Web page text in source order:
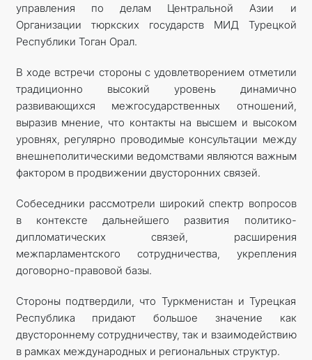
управления по делам Центральной Азии и
Организации тюркских государств МИД Турецкой
Республики Тоган Орал.
В ходе встречи стороны с удовлетворением отметили
традиционно высокий уровень динамично
развивающихся межгосударственных отношений,
выразив мнение, что контакты на высшем и высоком
уровнях, регулярно проводимые консультации между
внешнеполитическими ведомствами являются важным
фактором в продвижении двусторонних связей.
Собеседники рассмотрели широкий спектр вопросов
в контексте дальнейшего развития политико-
дипломатических связей, расширения
межпарламентского сотрудничества, укрепления
договорно-правовой базы.
Стороны подтвердили, что Туркменистан и Турецкая
Республика придают большое значение как
двустороннему сотрудничеству, так и взаимодействию
в рамках международных и региональных структур.